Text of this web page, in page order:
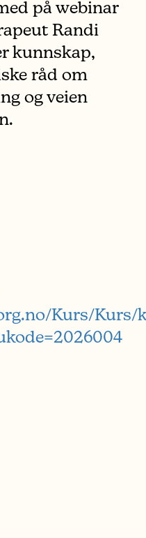
på webinar
Randi
kunnskap,
råd om
og veien
Kurs/Kurs/